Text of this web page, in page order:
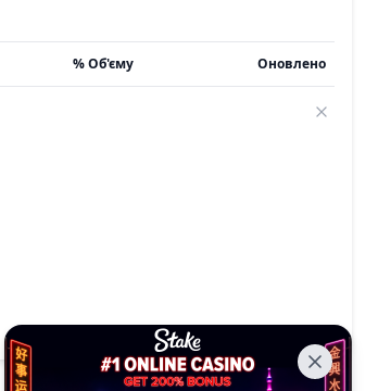
% Об'єму Оновлено